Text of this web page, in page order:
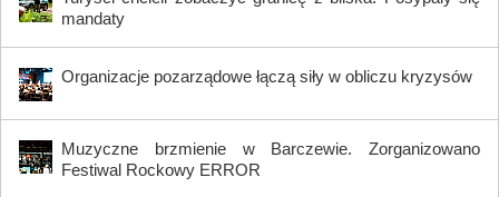
mandaty
Organizacje pozarządowe łączą siły w obliczu kryzysów
Muzyczne brzmienie w Barczewie. Zorganizowano
Festiwal Rockowy ERROR